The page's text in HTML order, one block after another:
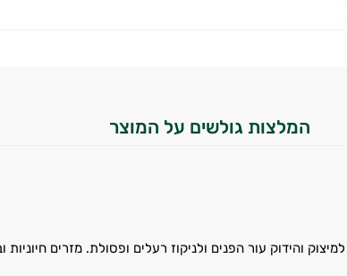
המלצות גולשים על המוצר
והידוק עור הפנים ולניקוז רעלים ופסולת. מזרים